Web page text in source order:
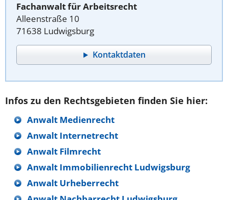
Fachanwalt für Arbeitsrecht
Alleenstraße 10
71638 Ludwigsburg
Kontaktdaten
Infos zu den Rechtsgebieten finden Sie hier:
Anwalt Medienrecht
Anwalt Internetrecht
Anwalt Filmrecht
Anwalt Immobilienrecht Ludwigsburg
Anwalt Urheberrecht